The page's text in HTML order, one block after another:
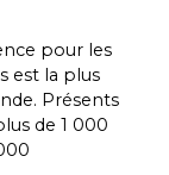
pour les
est la plus
Présents
de 1 000